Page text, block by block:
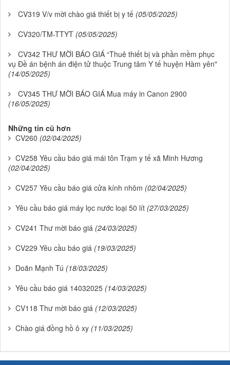
CV319 V/v mời chào giá thiết bị y tế (05/05/2025)
CV320/TM-TTYT (05/05/2025)
CV342 THƯ MỜI BÁO GIÁ “Thuê thiết bị và phần mềm phục
vụ Đề án bệnh án điện tử thuộc Trung tâm Y tế huyện Hàm yên"
(14/05/2025)
CV345 THƯ MỜI BÁO GIÁ Mua máy in Canon 2900
(16/05/2025)
Những tin cũ hơn
CV260 (02/04/2025)
CV258 Yêu cầu báo giá mái tôn Trạm y tế xã Minh Hương
(02/04/2025)
CV257 Yêu cầu báo giá cửa kính nhôm (02/04/2025)
Yêu cầu báo giá máy lọc nước loại 50 lít (27/03/2025)
CV241 Thư mời báo giá (24/03/2025)
CV229 Yêu cầu báo giá (19/03/2025)
Doãn Mạnh Tú (18/03/2025)
Yêu cầu báo giá 14032025 (14/03/2025)
CV118 Thư mời báo giá (12/03/2025)
Chào giá đồng hồ ô xy (11/03/2025)